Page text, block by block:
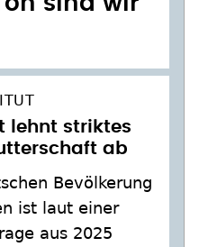
lehnt striktes
ab
Bevölkerung
ist laut einer
aus 2025